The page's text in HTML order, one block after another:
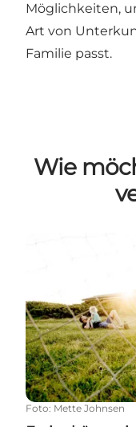
Möglichkeiten,
Art von
Familie passt.
Wie
Foto: Mette Johnsen